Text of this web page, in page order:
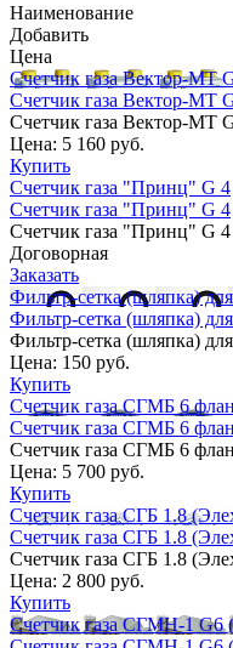
Наименование
Добавить
Цена
Счетчик газа Вектор-МТ
Счетчик газа Вектор-МТ
Счетчик газа Вектор-МТ
Цена: 5 160 руб.
Купить
Счетчик газа "Принц" G 4
Счетчик газа "Принц" G 4
Счетчик газа "Принц" G 4
Договорная
Заказать
Фильтр-сетка (шляпка)
Фильтр-сетка (шляпка)
Фильтр-сетка (шляпка)
Цена: 150 руб.
Купить
Счетчик газа СГМБ 6
Счетчик газа СГМБ 6
Счетчик газа СГМБ 6
Цена: 5 700 руб.
Купить
Счетчик газа СГБ 1.8
Счетчик газа СГБ 1.8
Счетчик газа СГБ 1.8
Цена: 2 800 руб.
Купить
Счетчик газа СГМН-1 G6